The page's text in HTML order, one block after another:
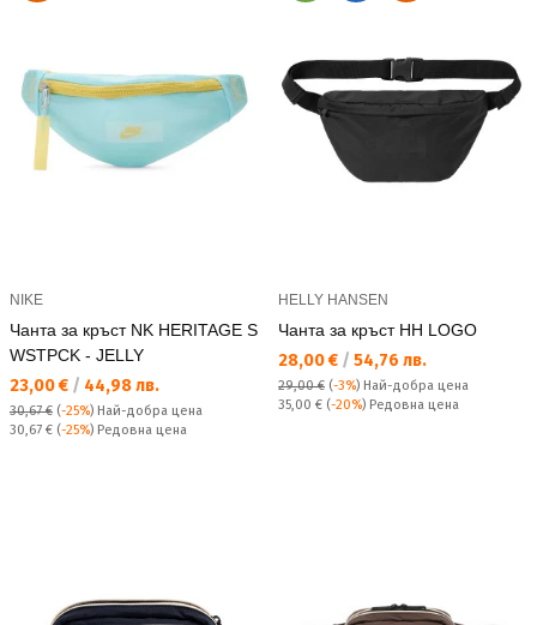
NIKE
Чанта за кръст NK HERITAGE S
WSTPCK - JELLY
Текуща цена:
23,00 € / 44,98 лв.
30,67 € (-25%) Най-добра цена
Редовна цена:
30,67 € (-25%) Редовна цена
HELLY HANSEN
Чанта за кръст HH LOGO
Текуща цена:
28,00 € / 54,76 лв.
29,00 € (-3%) Най-добра цена
Редовна цена:
35,00 € (-20%) Редовна цена